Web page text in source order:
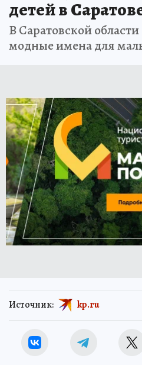
детей в
В Саратовской
модные имена для
Источник: kp.ru